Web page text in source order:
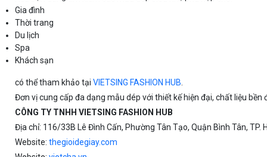
Gia đình
Thời trang
Du lịch
Spa
Khách sạn
có thể tham khảo tại VIETSING FASHION HUB
Đơn vị cung cấp đa dạng mẫu dép với thiết kế hiện đại, chất liệu
CÔNG TY TNHH VIETSING FASHION HUB
Địa chỉ: 116/33B Lê Đình Cấn, Phường Tân Tạo, Quận Bình Tân, TP.
Website: thegioidegiay.com